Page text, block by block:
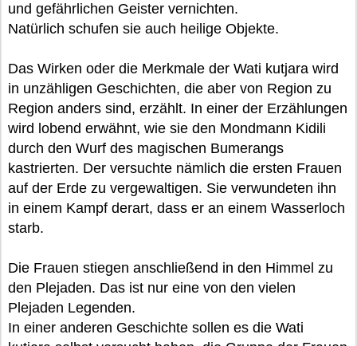
und gefährlichen Geister vernichten.
Natürlich schufen sie auch heilige Objekte.
Das Wirken oder die Merkmale der Wati kutjara wird
in unzähligen Geschichten, die aber von Region zu
Region anders sind, erzählt. In einer der Erzählungen
wird lobend erwähnt, wie sie den Mondmann Kidili
durch den Wurf des magischen Bumerangs
kastrierten. Der versuchte nämlich die ersten Frauen
auf der Erde zu vergewaltigen. Sie verwundeten ihn
in einem Kampf derart, dass er an einem Wasserloch
starb.
Die Frauen stiegen anschließend in den Himmel zu
den Plejaden. Das ist nur eine von den vielen
Plejaden Legenden.
In einer anderen Geschichte sollen es die Wati